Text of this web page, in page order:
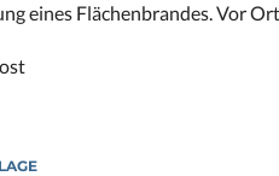
eines Flächenbrandes.Vor